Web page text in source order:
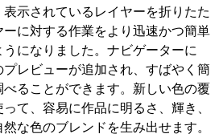
示されているレイヤーを折りたた
に対する作業をより迅速かつ簡単
になりました。ナビゲーターに
レビューが追加され、すばやく簡
ることができます。新しい色の覆
て、容易に作品に明るさ、輝き、
な色のブレンドを生み出せます。